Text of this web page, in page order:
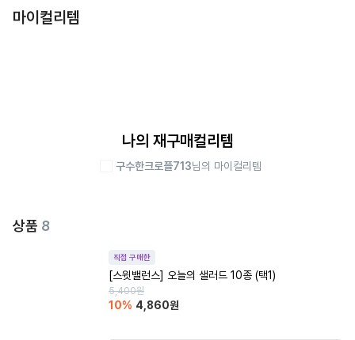
마이컬리템
나의 재구매컬리템
구수한크로플713님의 마이컬리템
상품 8
직접 구매한
[스윗밸런스] 오늘의 샐러드 10종 (택1)
5,400원
10% 4,860원